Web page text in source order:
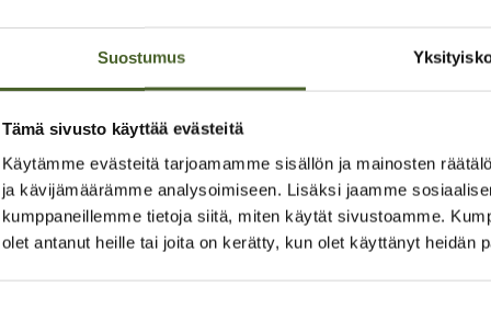
Suostumus
Tämä sivusto käyttää evästeitä
Käytämme evästeitä tarjoamamme sisällön ja mainosten
ja kävijämäärämme analysoimiseen. Lisäksi jaamme
kumppaneillemme tietoja siitä, miten käytät sivustoamme.
olet antanut heille tai joita on kerätty, kun olet käyttänyt heidän